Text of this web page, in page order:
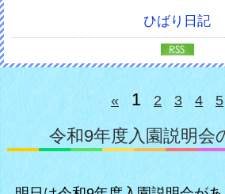
« 1 2 3 4 5
令和9年度入園説明会
ひばり日記